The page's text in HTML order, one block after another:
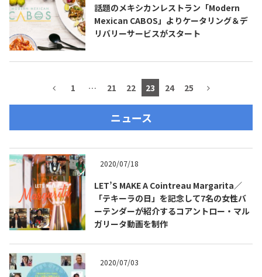
COPYRIGHT © JUAST All rights reserved.
話題のメキシカンレストラン「Modern
Mexican CABOS」よりケータリング＆デ
リバリーサービスがスタート
1 … 21 22 23 24 25
ニュース
2020/07/18
LET’S MAKE A Cointreau Margarita／
「テキーラの日」を記念して7名の女性バ
ーテンダーが紹介するコアントロー・マル
ガリータ動画を制作
2020/07/03